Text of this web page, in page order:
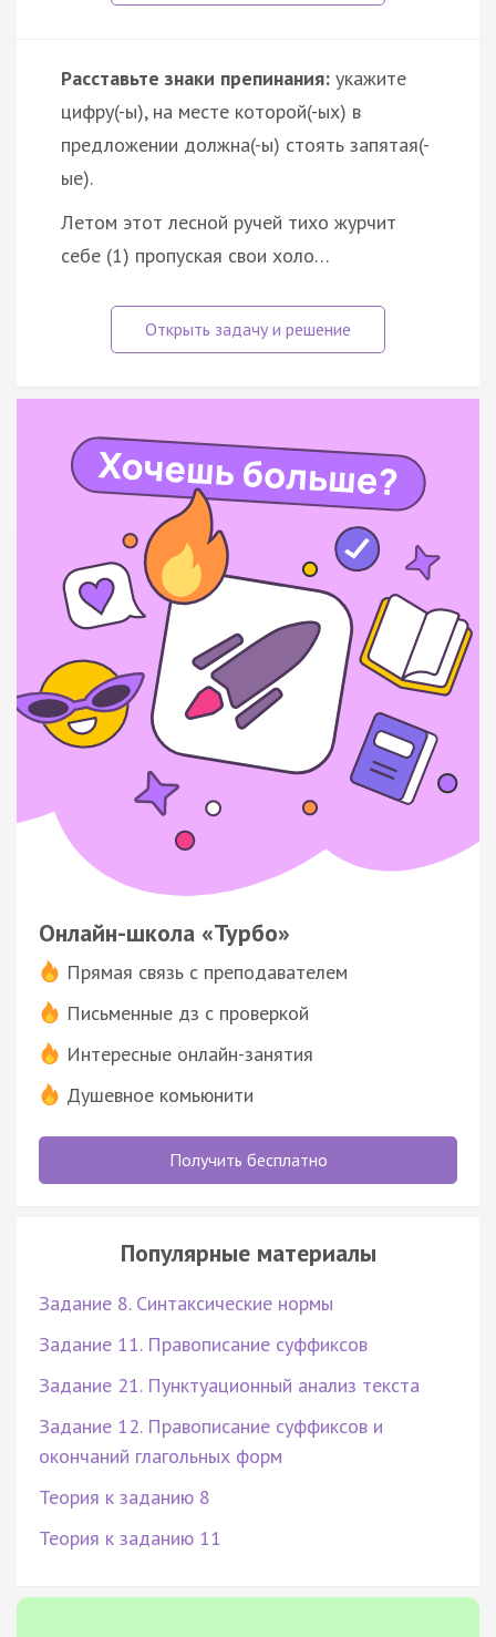
Расставьте знаки препинания: укажите
цифру(-ы), на месте которой(-ых) в
предложении должна(-ы) стоять запятая(-
ые).
Летом этот лесной ручей тихо журчит
себе (1) пропуская свои холо…
Онлайн-школа «Турбо»
Прямая связь с преподавателем
Письменные дз с проверкой
Интересные онлайн-занятия
Душевное комьюнити
Получить бесплатно
Популярные материалы
Задание 8. Синтаксические нормы
Задание 11. Правописание суффиксов
Задание 21. Пунктуационный анализ текста
Задание 12. Правописание суффиксов и
окончаний глагольных форм
Теория к заданию 8
Теория к заданию 11